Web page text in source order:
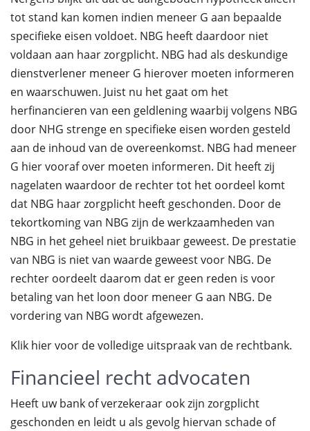
tot stand kan komen indien meneer G aan bepaalde
specifieke eisen voldoet. NBG heeft daardoor niet
voldaan aan haar zorgplicht. NBG had als deskundige
dienstverlener meneer G hierover moeten informeren
en waarschuwen. Juist nu het gaat om het
herfinancieren van een geldlening waarbij volgens NBG
door NHG strenge en specifieke eisen worden gesteld
aan de inhoud van de overeenkomst. NBG had meneer
G hier vooraf over moeten informeren. Dit heeft zij
nagelaten waardoor de rechter tot het oordeel komt
dat NBG haar zorgplicht heeft geschonden. Door de
tekortkoming van NBG zijn de werkzaamheden van
NBG in het geheel niet bruikbaar geweest. De prestatie
van NBG is niet van waarde geweest voor NBG. De
rechter oordeelt daarom dat er geen reden is voor
betaling van het loon door meneer G aan NBG. De
vordering van NBG wordt afgewezen.
Klik hier voor de volledige uitspraak van de rechtbank.
Financieel recht advocaten
Heeft uw bank of verzekeraar ook zijn zorgplicht
geschonden en leidt u als gevolg hiervan schade of